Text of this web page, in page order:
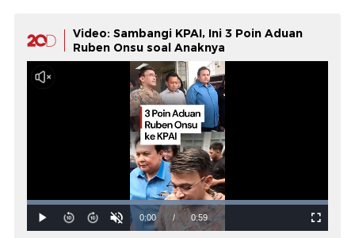
Video: Sambangi KPAI, Ini 3 Poin Aduan
Ruben Onsu soal Anaknya